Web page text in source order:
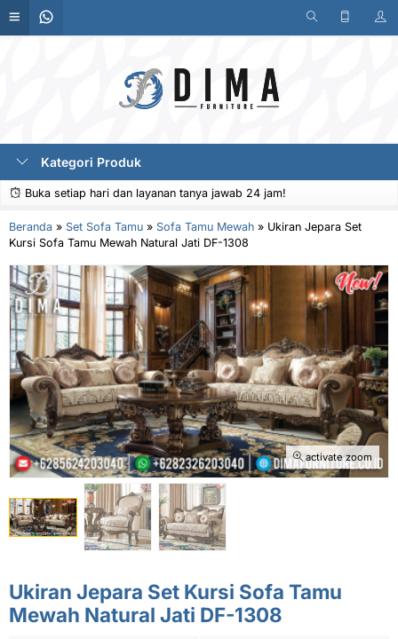
Kategori Produk
Buka setiap hari dan layanan tanya jawab 24 jam!
Beranda » Set Sofa Tamu » Sofa Tamu Mewah » Ukiran Jepara Set
Kursi Sofa Tamu Mewah Natural Jati DF-1308
activate zoom
Ukiran Jepara Set Kursi Sofa Tamu
Mewah Natural Jati DF-1308